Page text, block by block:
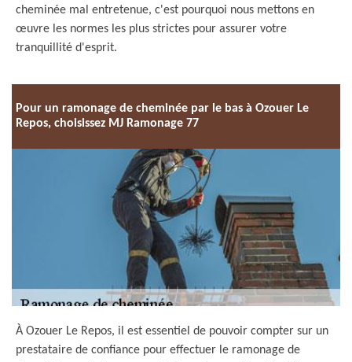
cheminée mal entretenue, c'est pourquoi nous mettons en
œuvre les normes les plus strictes pour assurer votre
tranquillité d'esprit.
Pour un ramonage de cheminée par le bas à Ozouer Le
Repos, choisissez MJ Ramonage 77
À Ozouer Le Repos, il est essentiel de pouvoir compter sur un
prestataire de confiance pour effectuer le ramonage de